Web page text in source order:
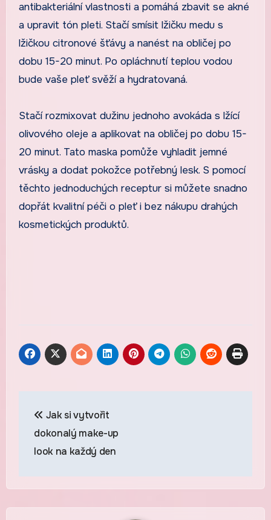
antibakteriální vlastnosti a pomáhá zbavit se akné
a upravit tón pleti. Stačí smísit lžičku medu s
lžičkou citronové šťávy a nanést na obličej po
dobu 15-20 minut. Po opláchnutí teplou vodou
bude vaše pleť svěží a hydratovaná.
Stačí rozmixovat dužinu jednoho avokáda s lžící
olivového oleje a aplikovat na obličej po dobu 15-
20 minut. Tato maska pomůže vyhladit jemné
vrásky a dodat pokožce potřebný lesk. S pomocí
těchto jednoduchých receptur si můžete snadno
dopřát kvalitní péči o pleť i bez nákupu drahých
kosmetických produktů.
pro
příspěvek
Jak si vytvořit
dokonalý make-up
look na každý den